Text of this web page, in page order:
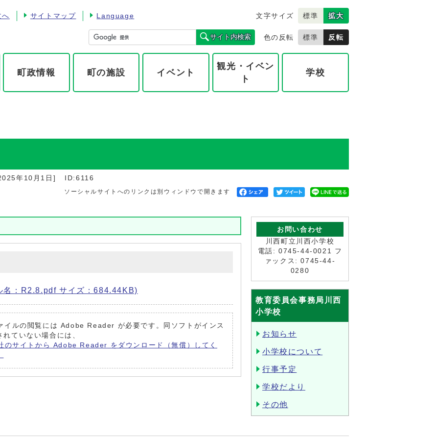
へ サイトマップ Language 文字サイズ 標準 拡大
サイト内検索 色の反転 標準 反転
町政情報 町の施設 イベント
観光・イベン
ト
学校
年10月1日 ] ID:6116
ソーシャルサイトへのリンクは別ウィンドウで開きます
名：R2.8.pdf サイズ：684.44KB)
イルの閲覧には Adobe Reader が必要です。同ソフトがインス
れていない場合には、
のサイトから Adobe Reader をダウンロード（無償）してく
お問い合わせ
川西町立川西小学校
電話: 0745-44-0021 フ
ァックス: 0745-44-
0280
教育委員会事務局川西
小学校
お知らせ
小学校について
行事予定
学校だより
その他